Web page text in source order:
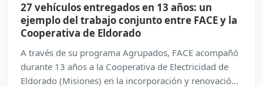
27 vehículos entregados en 13 años: un
ejemplo del trabajo conjunto entre FACE y la
Cooperativa de Eldorado
A través de su programa Agrupados, FACE acompañó
durante 13 años a la Cooperativa de Electricidad de
Eldorado (Misiones) en la incorporación y renovación